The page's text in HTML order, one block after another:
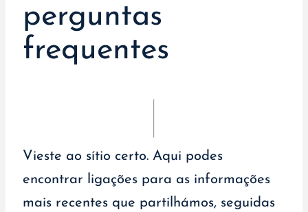
perguntas
frequentes
Vieste ao sítio certo. Aqui podes
encontrar ligações para as informações
mais recentes que partilhámos, seguidas